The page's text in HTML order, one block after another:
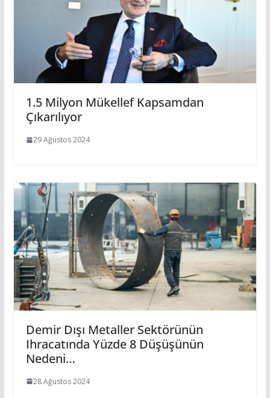
1.5 Milyon Mükellef Kapsamdan
Çıkarılıyor
29 Ağustos 2024
Demir Dışı Metaller Sektörünün
Ihracatında Yüzde 8 Düşüşünün
Nedeni…
28 Ağustos 2024